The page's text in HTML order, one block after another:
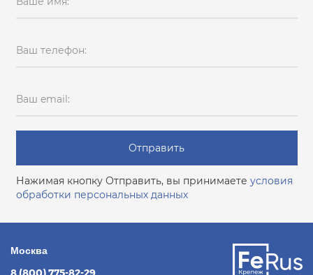
Ваш телефон:
Ваш email:
Отправить
Нажимая кнопку Отправить, вы принимаете условия
обработки персональных данных
Москва
8 (800) 775-82-29